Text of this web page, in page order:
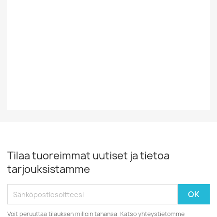
Tilaa tuoreimmat uutiset ja tietoa
tarjouksistamme
Voit peruuttaa tilauksen milloin tahansa. Katso yhteystietomme